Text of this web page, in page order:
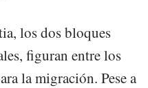
los dos bloques
figuran entre los
la migración. Pese a